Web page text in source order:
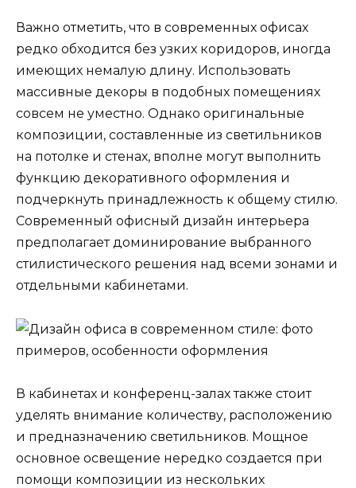
Важно отметить, что в современных офисах
редко обходится без узких коридоров, иногда
имеющих немалую длину. Использовать
массивные декоры в подобных помещениях
совсем не уместно. Однако оригинальные
композиции, составленные из светильников
на потолке и стенах, вполне могут выполнить
функцию декоративного оформления и
подчеркнуть принадлежность к общему стилю.
Современный офисный дизайн интерьера
предполагает доминирование выбранного
стилистического решения над всеми зонами и
отдельными кабинетами.
В кабинетах и конференц-залах также стоит
уделять внимание количеству, расположению
и предназначению светильников. Мощное
основное освещение нередко создается при
помощи композиции из нескольких